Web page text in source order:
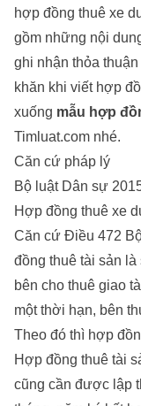
hợp đồng thuê xe
gồm những nội
ghi nhận thỏa
khăn khi viết hợp
xuống mẫu hợp
Timluat.com nhé.
Căn cứ pháp lý
Bộ luật Dân sự
Hợp đồng thuê xe
Căn cứ Điều 472
đồng thuê tài sản
bên cho thuê giao
một thời hạn, bên
Theo đó thì hợp
Hợp đồng thuê tài
cũng cần được lập